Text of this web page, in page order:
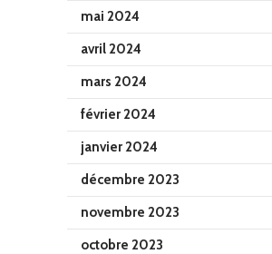
mai 2024
avril 2024
mars 2024
février 2024
janvier 2024
décembre 2023
novembre 2023
octobre 2023